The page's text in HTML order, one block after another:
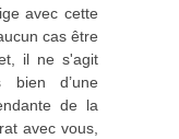
avec cette
cas être
il ne s'agit
bien d’une
de la
avec vous,